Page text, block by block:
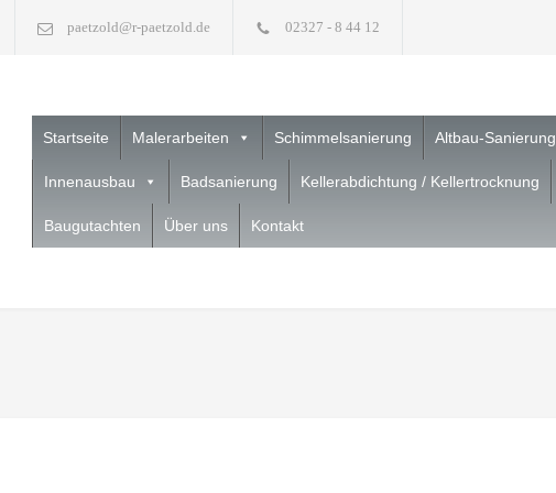
paetzold@r-paetzold.de 02327 - 8 44 12
Startseite Malerarbeiten Schimmelsanierung Altbau-Sanierung
Innenausbau Badsanierung Kellerabdichtung / Kellertrocknung
Baugutachten Über uns Kontakt